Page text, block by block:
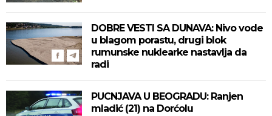
DOBRE VESTI SA DUNAVA: Nivo vode
u blagom porastu, drugi blok
rumunske nuklearke nastavlja da
radi
PUCNJAVA U BEOGRADU: Ranjen
mladić (21) na Dorćolu